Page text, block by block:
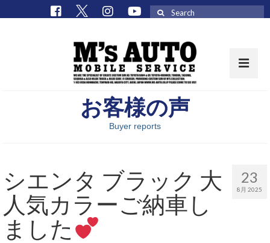
取扱車種一覧
M’sCollectionパーツ一覧
エムズオート
M’sCollection
お客様の声
Buyer reports
23
8月 2025
シエンタ ブラック 大
人気カラーご納車し
ました